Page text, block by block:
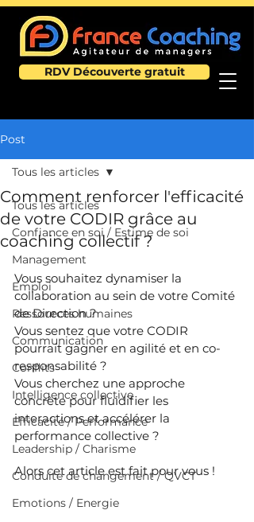
RDV Découverte gratuit
Post
Tous les articles
Confiance en soi / Estime de soi
Management
Emploi
Ressources humaines
Communication
Conflits
Intelligence collective
Efficacité / Performance
Leadership / Charisme
Conduite de changement / QVCT
Emotions / Energie
Tous les articles
Comment renforcer l'efficacité
de votre CODIR grâce au
coaching collectif ?
Vous souhaitez dynamiser la
collaboration au sein de votre Comité
de Direction ?
Vous sentez que votre CODIR
pourrait gagner en agilité et en co-
responsabilité ?
Vous cherchez une approche
concrète pour fluidifier les
interactions et accélérer la
performance collective ?
Alors cet article est fait pour vous !